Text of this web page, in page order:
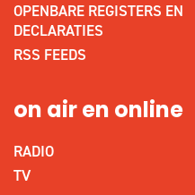
OPENBARE REGISTERS EN
DECLARATIES
RSS FEEDS
on air en online
RADIO
TV